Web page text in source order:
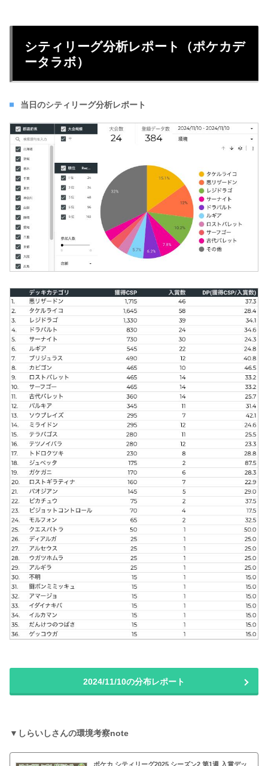
シティリーグ分析レポート（ポケカデ
ータラボ）
当日のシティリーグ分析レポート
2024/11/10の分布レポート
▼しらいしさんの環境考察note
ポケカ シティリーグ2025 シーズン2 第1週 入賞デッ